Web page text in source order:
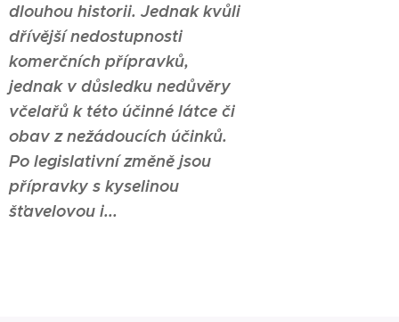
dlouhou historii. Jednak kvůli
dřívější nedostupnosti
komerčních přípravků,
jednak v důsledku nedůvěry
včelařů k této účinné látce či
obav z nežádoucích účinků.
Po legislativní změně jsou
přípravky s kyselinou
šťavelovou i...